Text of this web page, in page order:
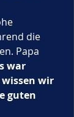
die
Papa
war
wir
guten